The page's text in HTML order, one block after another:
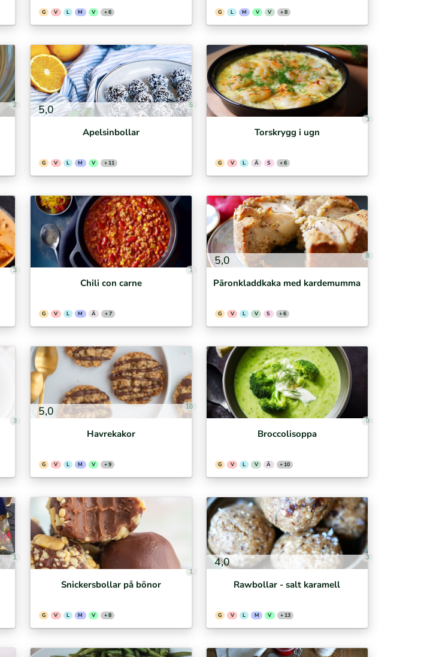
G V L M V + 6 G L M V V + 8
2 5,0 5
Apelsinbollar
G V L M V + 11
3
Torskrygg i ugn
G V L Ä S + 6
3 1
Chili con carne
G V L M Ä + 7
5,0 8
Päronkladdkaka med kardemumma
G V L V S + 6
3
5,0 10
Havrekakor
G V L M V + 9
0
Broccolisoppa
G V L V Ä + 10
1
1
Snickersbollar på bönor
G V L M V + 8
4,0 3
Rawbollar - salt karamell
G V L M V + 13